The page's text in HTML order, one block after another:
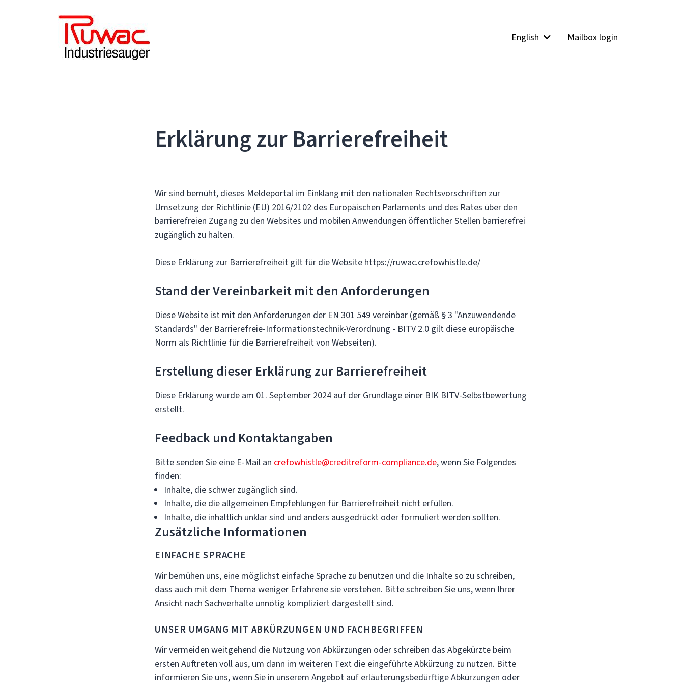
English Mailbox login
Erklärung zur Barrierefreiheit
Wir sind bemüht, dieses Meldeportal im Einklang mit den nationalen Rechtsvorschriften zur
Umsetzung der Richtlinie (EU) 2016/2102 des Europäischen Parlaments und des Rates über den
barrierefreien Zugang zu den Websites und mobilen Anwendungen öffentlicher Stellen barrierefrei
zugänglich zu halten.
Diese Erklärung zur Barrierefreiheit gilt für die Website https://ruwac.crefowhistle.de/
Stand der Vereinbarkeit mit den Anforderungen
Diese Website ist mit den Anforderungen der EN 301 549 vereinbar (gemäß § 3 "Anzuwendende
Standards" der Barrierefreie-Informationstechnik-Verordnung - BITV 2.0 gilt diese europäische
Norm als Richtlinie für die Barrierefreiheit von Webseiten).
Erstellung dieser Erklärung zur Barrierefreiheit
Diese Erklärung wurde am 01. September 2024 auf der Grundlage einer BIK BITV-Selbstbewertung
erstellt.
Feedback und Kontaktangaben
Bitte senden Sie eine E-Mail an crefowhistle@creditreform-compliance.de, wenn Sie Folgendes
finden:
Inhalte, die schwer zugänglich sind.
Inhalte, die die allgemeinen Empfehlungen für Barrierefreiheit nicht erfüllen.
Inhalte, die inhaltlich unklar sind und anders ausgedrückt oder formuliert werden sollten.
Zusätzliche Informationen
EINFACHE SPRACHE
Wir bemühen uns, eine möglichst einfache Sprache zu benutzen und die Inhalte so zu schreiben,
dass auch mit dem Thema weniger Erfahrene sie verstehen. Bitte schreiben Sie uns, wenn Ihrer
Ansicht nach Sachverhalte unnötig kompliziert dargestellt sind.
UNSER UMGANG MIT ABKÜRZUNGEN UND FACHBEGRIFFEN
Wir vermeiden weitgehend die Nutzung von Abkürzungen oder schreiben das Abgekürzte beim
ersten Auftreten voll aus, um dann im weiteren Text die eingeführte Abkürzung zu nutzen. Bitte
informieren Sie uns, wenn Sie in unserem Angebot auf erläuterungsbedürftige Abkürzungen oder